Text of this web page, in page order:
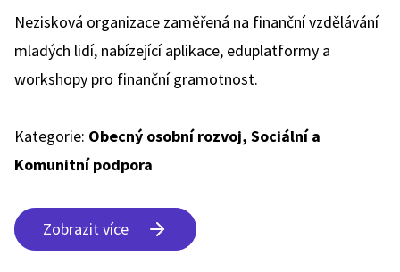
Nezisková organizace zaměřená na finanční vzdělávání
mladých lidí, nabízející aplikace, eduplatformy a
workshopy pro finanční gramotnost.
Kategorie: Obecný osobní rozvoj, Sociální a
Komunitní podpora
Zobrazit více